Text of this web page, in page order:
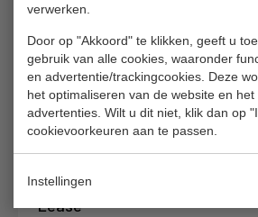
verwerken.
Door op "Akkoord" te klikken, geeft u
gebruik van alle cookies, waaronder
en advertentie/trackingcookies. Deze
het optimaliseren van de website en
advertenties. Wilt u dit niet, klik dan op
cookievoorkeuren aan te passen.
Instellingen
CarSelexy
Lease